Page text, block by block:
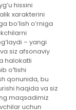
hissini
xarakterini
bo’lish o’rniga
– yangi
siz afsonaviy
halokatli
oʻtishi
qonunida, bu
haqida va siz
maqsadimiz
uchun